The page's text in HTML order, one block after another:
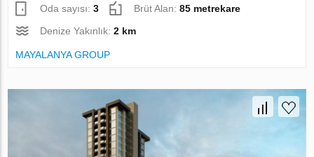
Oda sayısı:3 Brüt Alan:85 metrekare
Denize Yakınlık:2 km
MAYALANYA GROUP